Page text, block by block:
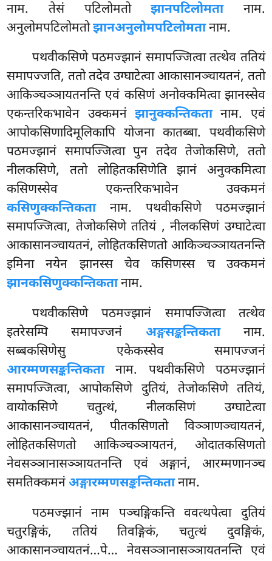
नाम. तेसं पटिलोमतोझानपटिलोमतानाम.
अनुलोमपटिलोमतोझानअनुलोमपटिलोमतानाम.
पथवीकसिणे पठमज्झानं समापज्जित्वा तत्थेव ततियं
समापज्जति, ततो तदेव उग्घाटेत्वा आकासानञ्चायतनं, ततो
आकिञ्चञ्ञायतनन्ति एवं कसिणं अनोक्कमित्वा झानस्सेव
एकन्तरिकभावेन उक्कमनं झानुक्कन्तिकतानाम. एवं
आपोकसिणादिमूलिकापि योजना कातब्बा. पथवीकसिणे
पठमज्झानं समापज्जित्वा पुन तदेव तेजोकसिणे, ततो
नीलकसिणे, ततो लोहितकसिणेति झानं अनुक्कमित्वा
कसिणस्सेव एकन्तरिकभावेन उक्कमनं
कसिणुक्कन्तिकतानाम. पथवीकसिणे पठमज्झानं
समापज्जित्वा, तेजोकसिणे ततियं , नीलकसिणं उग्घाटेत्वा
आकासानञ्चायतनं, लोहितकसिणतो आकिञ्चञ्ञायतनन्ति
इमिना नयेन झानस्स चेव कसिणस्स च उक्कमनं
झानकसिणुक्कन्तिकतानाम.
पथवीकसिणे पठमज्झानं समापज्जित्वा तत्थेव
इतरेसम्पि समापज्जनं अङ्गसङ्कन्तिकतानाम.
सब्बकसिणेसु एकेकस्सेव समापज्जनं
आरम्मणसङ्कन्तिकतानाम. पथवीकसिणे पठमज्झानं
समापज्जित्वा, आपोकसिणे दुतियं, तेजोकसिणे ततियं,
वायोकसिणे चतुत्थं, नीलकसिणं उग्घाटेत्वा
आकासानञ्चायतनं, पीतकसिणतो विञ्ञाणञ्चायतनं,
लोहितकसिणतो आकिञ्चञ्ञायतनं, ओदातकसिणतो
नेवसञ्ञानासञ्ञायतनन्ति एवं अङ्गानं, आरम्मणानञ्च
समतिक्कमनंअङ्गारम्मणसङ्कन्तिकतानाम.
पठमज्झानं नाम पञ्चङ्गिकन्ति ववत्थपेत्वा दुतियं
चतुरङ्गिकं, ततियं तिवङ्गिकं, चतुत्थं दुवङ्गिकं,
आकासानञ्चायतनं…पे… नेवसञ्ञानासञ्ञायतनन्ति एवं